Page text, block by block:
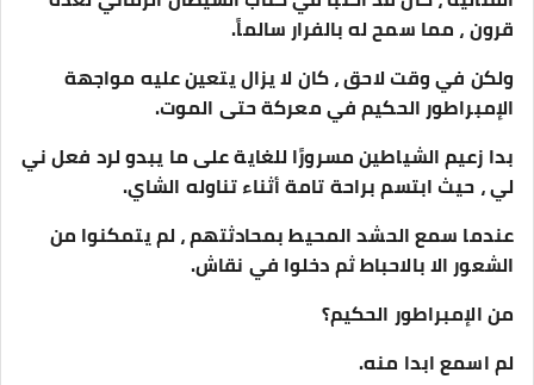
قرون ، مما سمح له بالفرار سالماً.
ولكن في وقت لاحق ، كان لا يزال يتعين عليه مواجهة
الإمبراطور الحكيم في معركة حتى الموت.
بدا زعيم الشياطين مسرورًا للغاية على ما يبدو لرد فعل ني
لي ، حيث ابتسم براحة تامة أثناء تناوله الشاي.
عندما سمع الحشد المحيط بمحادثتهم ، لم يتمكنوا من
الشعور الا بالاحباط ثم دخلوا في نقاش.
من الإمبراطور الحكيم؟
لم اسمع ابدا منه.